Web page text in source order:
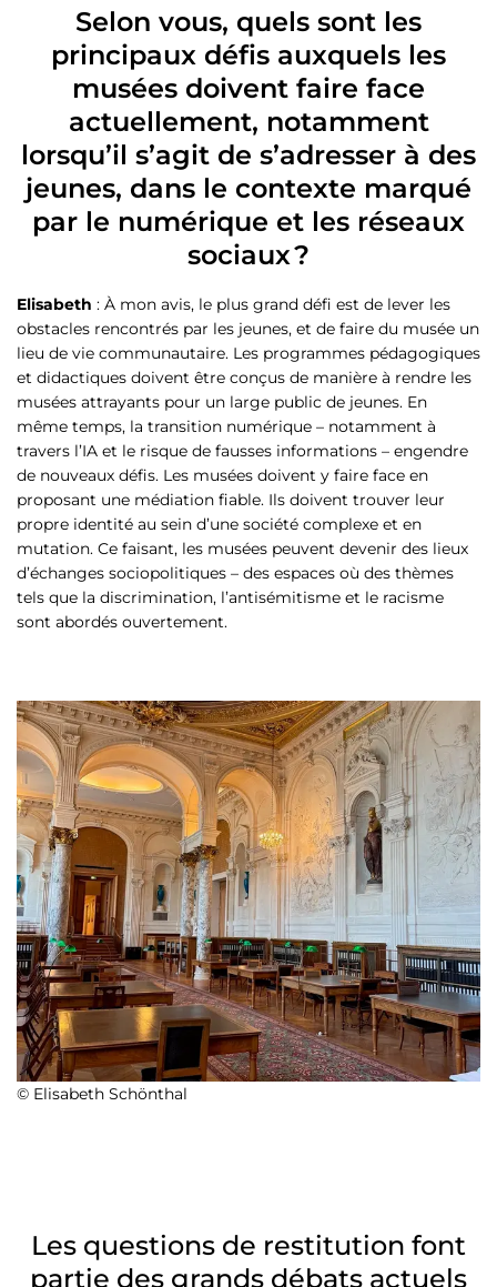
Selon vous, quels sont les
principaux défis auxquels les
musées doivent faire face
actuellement, notamment
lorsqu’il s’agit de s’adresser à des
jeunes, dans le contexte marqué
par le numérique et les réseaux
sociaux ?
Elisabeth : À mon avis, le plus grand défi est de lever les
obstacles rencontrés par les jeunes, et de faire du musée un
lieu de vie communautaire. Les programmes pédagogiques
et didactiques doivent être conçus de manière à rendre les
musées attrayants pour un large public de jeunes. En
même temps, la transition numérique – notamment à
travers l’IA et le risque de fausses informations – engendre
de nouveaux défis. Les musées doivent y faire face en
proposant une médiation fiable. Ils doivent trouver leur
propre identité au sein d’une société complexe et en
mutation. Ce faisant, les musées peuvent devenir des lieux
d’échanges sociopolitiques – des espaces où des thèmes
tels que la discrimination, l’antisémitisme et le racisme
sont abordés ouvertement.
© Elisabeth Schönthal
Les questions de restitution font
partie des grands débats actuels